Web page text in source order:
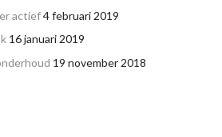
actief4 februari 2019
16 januari 2019
19 november 2018